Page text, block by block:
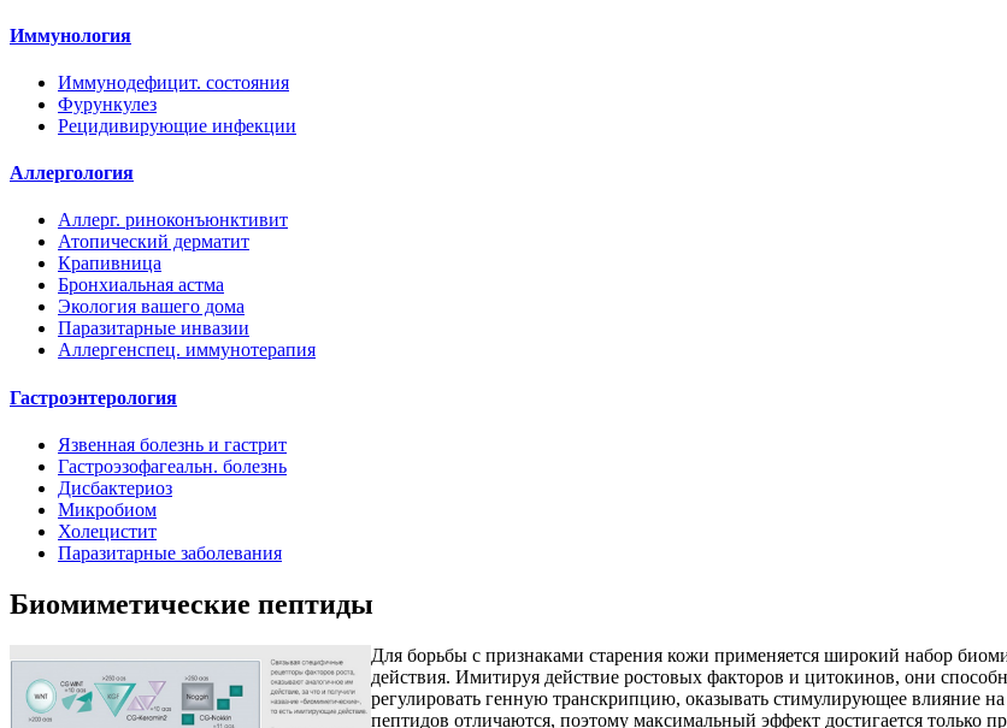
Иммунология
Иммунодефицит. состояния
Фурункулез
Рецидивирующие инфекции
Аллергология
Аллерг. риноконъюнктивит
Атопический дерматит
Крапивница
Бронхиальная астма
Экология вашего дома
Паразитарные инвазии
Аллергенспец. иммунотерапия
Гастроэнтерология
Язвенная болезнь и гастрит
Гастроэзофагеальн. болезнь
Дисбактериоз
Микробиом
Холецистит
Паразитарные заболевания
Биомиметические пептиды
Для борьбы с признаками старения кожи применяется широкий набор
действия. Имитируя действие ростовых факторов и цитокинов, они
регулировать генную транскрипцию, оказывать стимулирующее влияние
пептидов отличаются, поэтому максимальный эффект достигается только